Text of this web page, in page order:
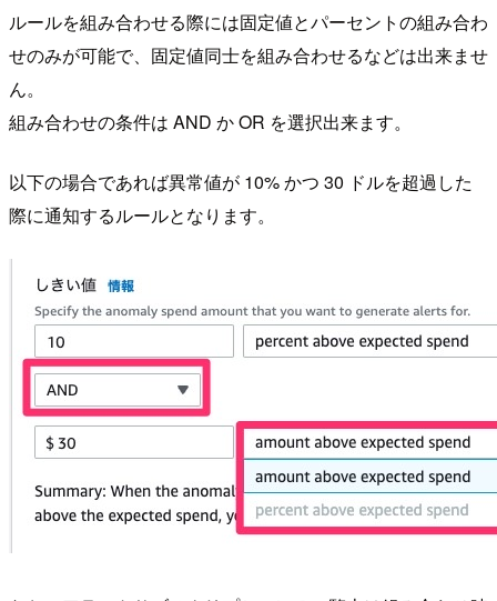
ルールを組み合わせる際には固定値とパーセントの組み合わ
せのみが可能で、固定値同士を組み合わせるなどは出来ませ
ん。
組み合わせの条件は AND か OR を選択出来ます。
以下の場合であれば異常値が 10% かつ 30 ドルを超過した
際に通知するルールとなります。